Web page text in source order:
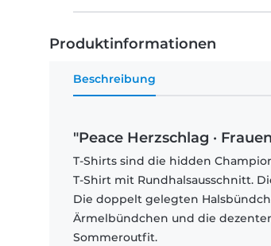
Produktinformationen
Beschreibung
"Peace Herzschlag ·
T-Shirts sind die hidden
T-Shirt mit Rundhalsausschnitt.
Die doppelt gelegten
Ärmelbündchen und die
Sommeroutfit.